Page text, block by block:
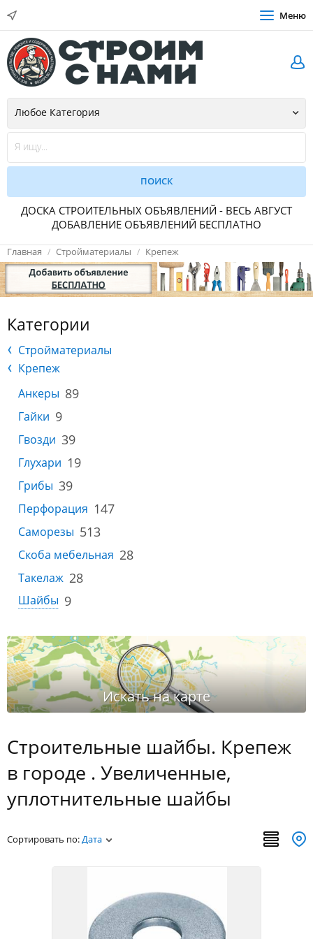
Меню
ДОСКА СТРОИТЕЛЬНЫХ ОБЪЯВЛЕНИЙ - ВЕСЬ АВГУСТ
ДОБАВЛЕНИЕ ОБЪЯВЛЕНИЙ БЕСПЛАТНО
Главная Стройматериалы Крепеж
Категории
Стройматериалы
Крепеж
Анкеры 89
Гайки 9
Гвозди 39
Глухари 19
Грибы 39
Перфорация 147
Саморезы 513
Скоба мебельная 28
Такелаж 28
Шайбы 9
Строительные шайбы. Крепеж
в городе . Увеличенные,
уплотнительные шайбы
Сортировать по:Дата